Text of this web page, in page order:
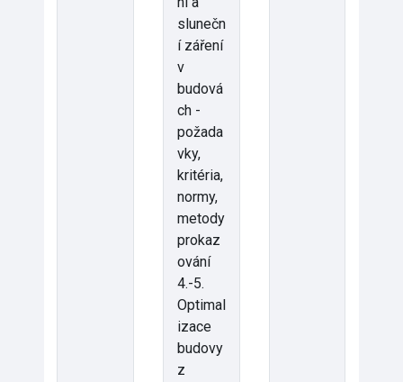
slunečn
í záření
v
budová
ch -
požada
vky,
kritéria,
normy,
metody
prokaz
ování
4.-5.
Optimal
izace
budovy
z